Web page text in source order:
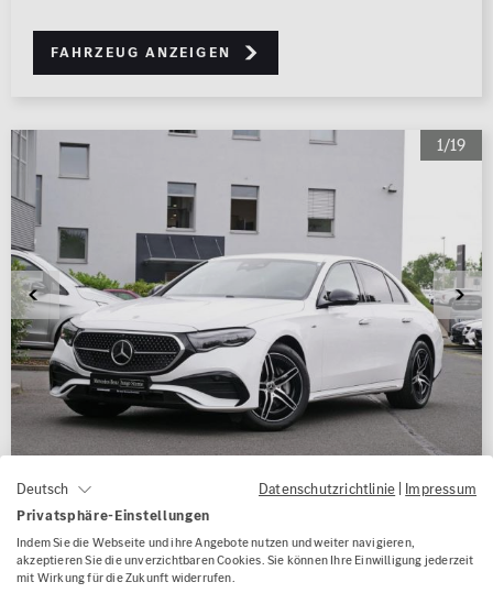
Fahrzeug anzeigen
1/19
Mercedes-Benz E 300 de AMG Night
Memory NP 84.865 360°
Deutsch Datenschutzrichtlinie | Impressum
Privatsphäre-Einstellungen
Indem Sie die Webseite und ihre Angebote nutzen und weiter navigieren,
akzeptieren Sie die unverzichtbaren Cookies. Sie können Ihre Einwilligung jederzeit
mit Wirkung für die Zukunft widerrufen.